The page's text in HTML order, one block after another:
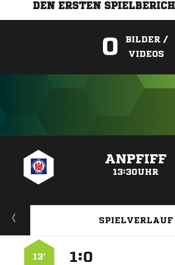
DEN ERSTEN
0
BILDER /
VIDEOS
ANPFIFF
13:30UHR
SPIELVERLAUF
:
13’